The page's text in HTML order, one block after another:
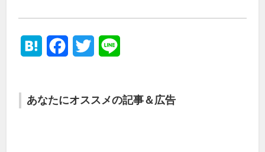
Hatena Facebook
Twitter
あなたにオススメの記事＆広告